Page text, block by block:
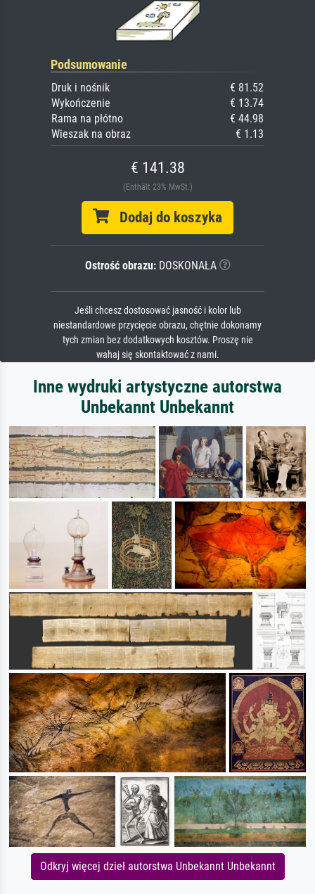
Podsumowanie
Druk i nośnik
€ 81.52
Wykończenie
€ 13.74
Rama na płótno
€ 44.98
Wieszak na obraz
€ 1.13
€ 141.38
(Enthält 23% MwSt.)
Dodaj do koszyka
Ostrość obrazu:DOSKONAŁA
Jeśli chcesz dostosować jasność i kolor lub
niestandardowe przycięcie obrazu, chętnie dokonamy
tych zmian bez dodatkowych kosztów. Proszę nie
wahaj się skontaktować z nami.
Inne wydruki artystyczne autorstwa
Unbekannt Unbekannt
Odkryj więcej dzieł autorstwa Unbekannt Unbekannt